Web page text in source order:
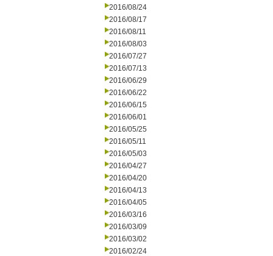
2016/08/24
2016/08/17
2016/08/11
2016/08/03
2016/07/27
2016/07/13
2016/06/29
2016/06/22
2016/06/15
2016/06/01
2016/05/25
2016/05/11
2016/05/03
2016/04/27
2016/04/20
2016/04/13
2016/04/05
2016/03/16
2016/03/09
2016/03/02
2016/02/24